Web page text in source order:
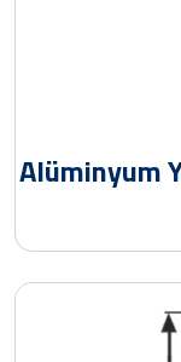
Alüminyum